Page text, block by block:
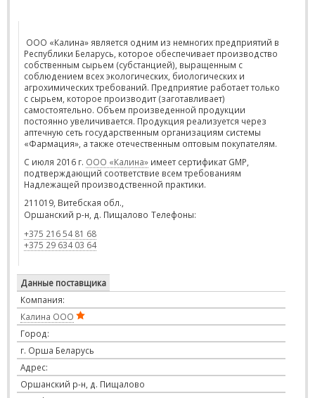
ООО «Калина» является одним из немногих предприятий в
Республики Беларусь, которое обеспечивает производство
собственным сырьем (субстанцией), выращенным с
соблюдением всех экологических, биологических и
агрохимических требований. Предприятие работает только
с сырьем, которое производит (заготавливает)
самостоятельно. Объем произведенной продукции
постоянно увеличивается. Продукция реализуется через
аптечную сеть государственным организациям системы
«Фармация», а также отечественным оптовым покупателям.
С июля 2016 г. ООО «Калина» имеет сертификат GMP,
подтверждающий соответствие всем требованиям
Надлежащей производственной практики.
211019, Витебская обл.,
Оршанский р-н, д. Пищалово Телефоны:
+375 216 54 81 68
+375 29 634 03 64
Данные поставщика
Компания:
Калина ООО
Город:
г. Орша Беларусь
Адрес:
Оршанский р-н, д. Пищалово